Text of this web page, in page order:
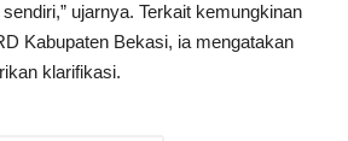
ujarnya. Terkait kemungkinan
Kabupaten Bekasi, ia mengatakan
klarifikasi.